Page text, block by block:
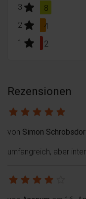
3 stars: 8
Bewertungen
2 stars: 4
Bewertungen
1 stars: 2
Bewertungen
Rezensionen
von Simon
umfangreich, aber